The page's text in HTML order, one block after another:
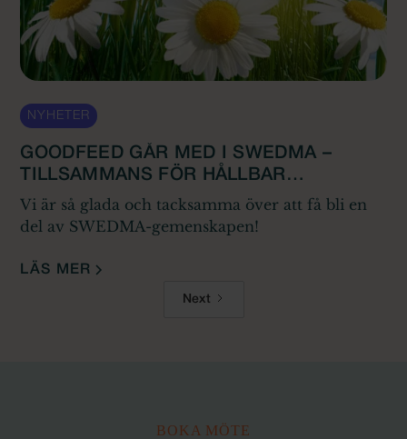
NYHETER
GOODFEED GÅR MED I SWEDMA –
TILLSAMMANS FÖR HÅLLBAR
UTVECKLING
Vi är så glada och tacksamma över att få bli en
del av SWEDMA-gemenskapen!
LÄS MER
Next
BOKA MÖTE